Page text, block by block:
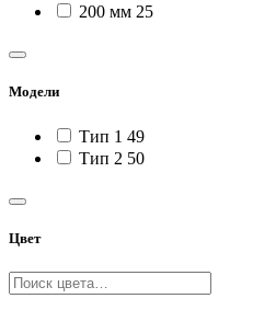
200 мм 25
Модели
Тип 1 49
Тип 2 50
Цвет